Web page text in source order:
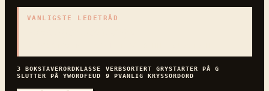
VANLIGSTE LEDETRÅD
3 BOKSTAVERORDKLASSE VERBSORTERT GRYSTARTER PÅG
SLUTTER PÅYWORDFEUD 9 PVANLIG KRYSSORDORD